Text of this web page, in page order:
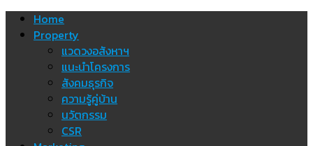
Skip Home
Property
แวดวงอสังหาฯ
แนะนำโครงการ
สังคมธุรกิจ
ความรู้คู่บ้าน
นวัตกรรม
CSR